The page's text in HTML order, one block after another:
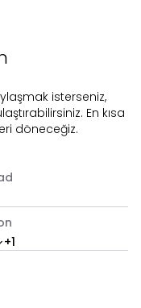
isterseniz,
En kısa
döneceğiz.